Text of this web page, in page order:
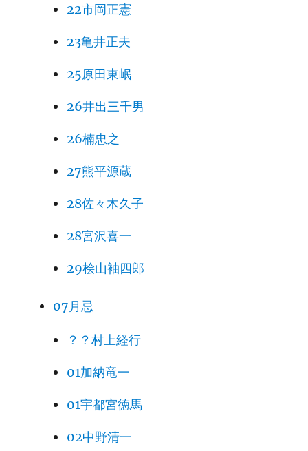
22市岡正憲
23亀井正夫
25原田東岷
26井出三千男
26楠忠之
27熊平源蔵
28佐々木久子
28宮沢喜一
29桧山袖四郎
07月忌
？？村上経行
01加納竜一
01宇都宮徳馬
02中野清一